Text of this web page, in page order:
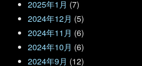
2025年1月 (7)
2024年12月 (5)
2024年11月 (6)
2024年10月 (6)
2024年9月 (12)